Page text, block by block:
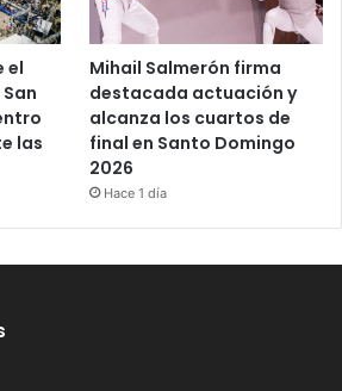
el
las
Mihail Salmerón firma
destacada actuación y
alcanza los cuartos de
final en Santo Domingo
2026
Hace 1 día